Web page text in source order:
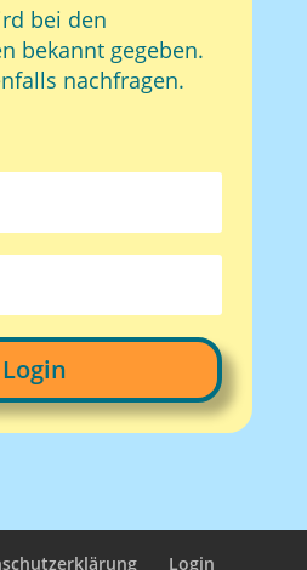
bei den
bekannt gegeben.
nachfragen.
Login
Login